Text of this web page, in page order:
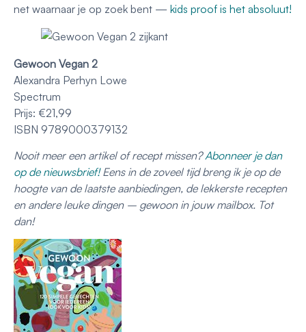
net waarnaar je op zoek bent — kids proof is het absoluut!
Gewoon Vegan 2
Alexandra Perhyn Lowe
Spectrum
Prijs: €21,99
ISBN 9789000379132
Nooit meer een artikel of recept missen?Abonneer je dan
op de nieuwsbrief!Eens in de zoveel tijd breng ik je op de
hoogte van de laatste aanbiedingen, de lekkerste recepten
en andere leuke dingen – gewoon in jouw mailbox. Tot
dan!